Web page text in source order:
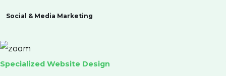
Social & Media Marketing
VIP Website Design Package